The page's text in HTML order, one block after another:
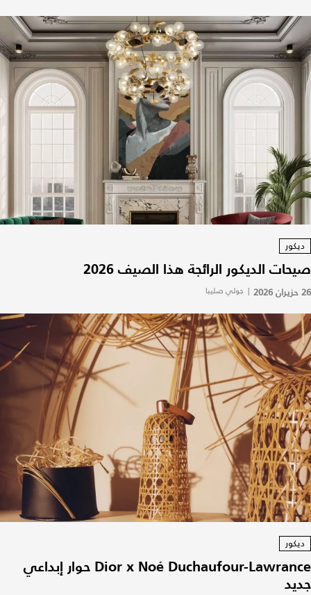
ديكور
صيحات الديكور الرائجة هذا الصيف 2026
26 حزيران 2026 | جولي صليبا
ديكور
Dior x Noé Duchaufour-Lawrance حوار إبداعي
جديد